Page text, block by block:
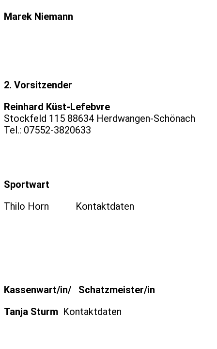
Marek Niemann
2. Vorsitzender
Reinhard Küst-Lefebvre
Stockfeld 115 88634 Herdwangen-Schönach
Tel.: 07552-3820633
Sportwart
Thilo Horn Kontaktdaten
Kassenwart/in/ Schatzmeister/in
Tanja Sturm Kontaktdaten